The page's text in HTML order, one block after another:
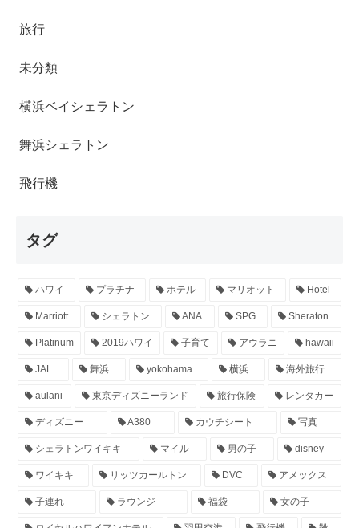
旅行
未分類
横浜ベイシェラトン
舞浜シェラトン
飛行機
タグ
ハワイ プラチナ ホテル マリオット Hotel
Marriott シェラトン ANA SPG Sheraton
Platinum 2019ハワイ 子育て アウラニ hawaii
JAL 舞浜 yokohama 横浜 海外旅行
aulani 東京ディズニーランド 旅行保険 レンタカー
ディズニー A380 カウチシート 写真
シェラトンワイキキ マイル 男の子 disney
ワイキキ リッツカールトン DVC アメックス
子連れ ラウンジ 福袋 女の子